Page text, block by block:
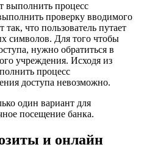
выполнить процесс
проверку вводимого
что пользователь путает
символов. Для того чтобы
нужно обратиться в
учреждения. Исходя из
процесс
доступа невозможно.
один вариант для
посещение банка.
и онлайн